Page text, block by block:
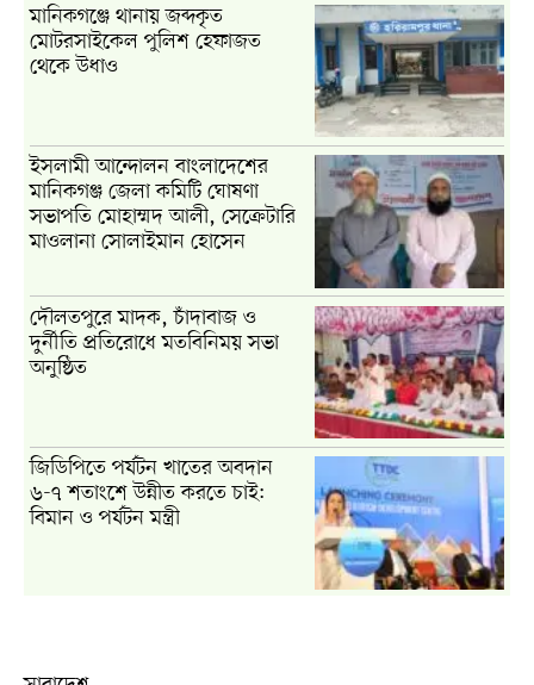
মানিকগঞ্জে থানায় জব্দকৃত
মোটরসাইকেল পুলিশ হেফাজত
থেকে উধাও
ইসলামী আন্দোলন বাংলাদেশের
মানিকগঞ্জ জেলা কমিটি ঘোষণা
সভাপতি মোহাম্মদ আলী, সেক্রেটারি
মাওলানা সোলাইমান হোসেন
দৌলতপুরে মাদক, চাঁদাবাজ ও
দুর্নীতি প্রতিরোধে মতবিনিময় সভা
অনুষ্ঠিত
জিডিপিতে পর্যটন খাতের অবদান
৬-৭ শতাংশে উন্নীত করতে চাই:
বিমান ও পর্যটন মন্ত্রী